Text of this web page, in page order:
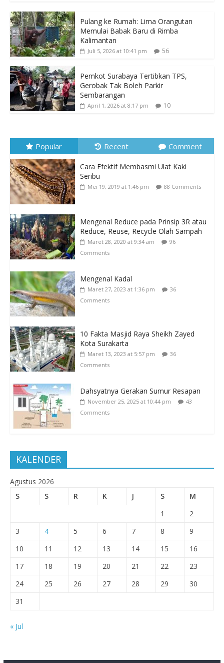
Pulang ke Rumah: Lima Orangutan
Memulai Babak Baru di Rimba
Kalimantan
Juli 5, 2026 at 10:41 pm 56
Pemkot Surabaya Tertibkan TPS,
Gerobak Tak Boleh Parkir
Sembarangan
April 1, 2026 at 8:17 pm 10
Popular Recent Comment
Cara Efektif Membasmi Ulat Kaki
Seribu
Mei 19, 2019 at 1:46 pm 88 Comments
Mengenal Reduce pada Prinsip 3R atau
Reduce, Reuse, Recycle Olah Sampah
Maret 28, 2020 at 9:34 am
96
Comments
Mengenal Kadal
Maret 27, 2023 at 1:36 pm
36
Comments
10 Fakta Masjid Raya Sheikh Zayed
Kota Surakarta
Maret 13, 2023 at 5:57 pm
36
Comments
Dahsyatnya Gerakan Sumur Resapan
November 25, 2025 at 10:44 pm
43
Comments
KALENDER
Agustus 2026
S
S R K J S
M
1
2
3
4 5 6 7 8
9
10
11 12 13 14 15
16
17
18 19 20 21 22
23
24
25 26 27 28 29
30
31
« Jul